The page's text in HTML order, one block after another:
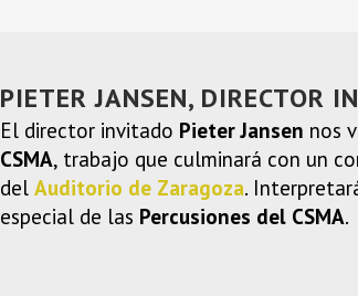
PIETER JANSEN, DIRECTOR
El director invitado Pieter Jansen nos
CSMA, trabajo que culminará con un
del Auditorio de Zaragoza.
especial de las Percusiones del CSMA.